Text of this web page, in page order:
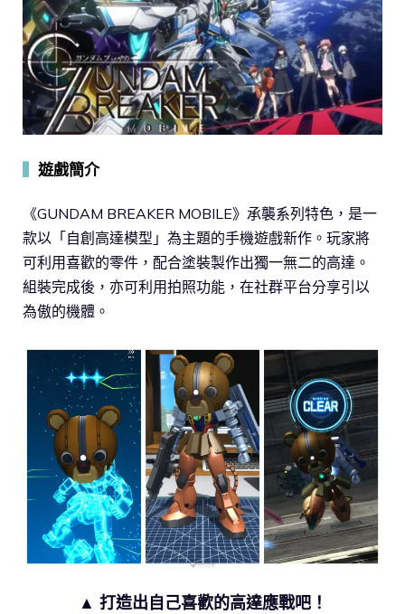
遊戲簡介
《GUNDAM BREAKER MOBILE》承襲系列特色，是一
款以「自創高達模型」為主題的手機遊戲新作。玩家將
可利用喜歡的零件，配合塗裝製作出獨一無二的高達。
組裝完成後，亦可利用拍照功能，在社群平台分享引以
為傲的機體。
▲ 打造出自己喜歡的高達應戰吧！